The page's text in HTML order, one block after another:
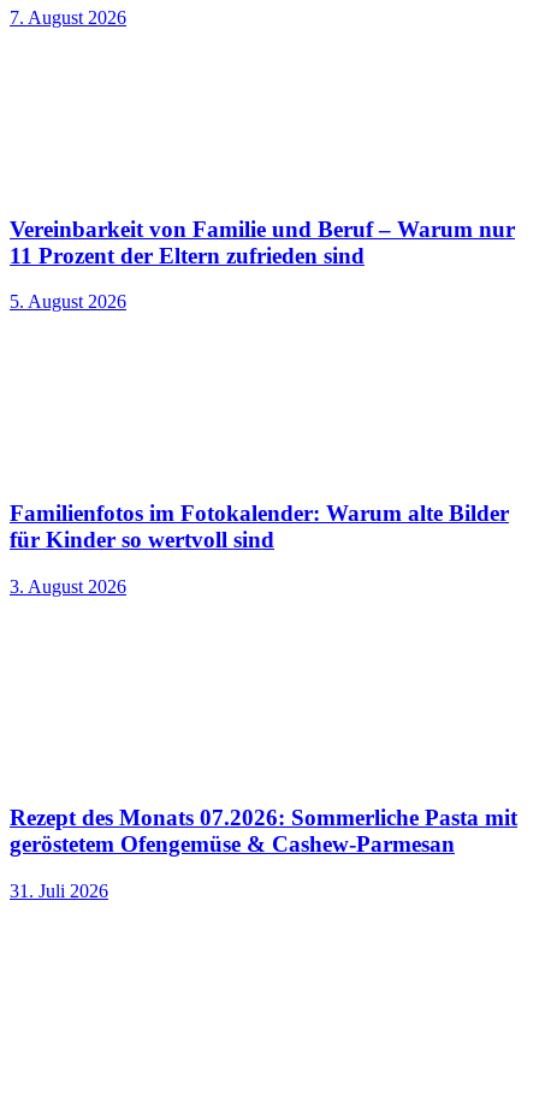
7. August 2026
Vereinbarkeit von Familie und Beruf – Warum nur
11 Prozent der Eltern zufrieden sind
5. August 2026
Familienfotos im Fotokalender: Warum alte Bilder
für Kinder so wertvoll sind
3. August 2026
Rezept des Monats 07.2026: Sommerliche Pasta mit
geröstetem Ofengemüse & Cashew-Parmesan
31. Juli 2026